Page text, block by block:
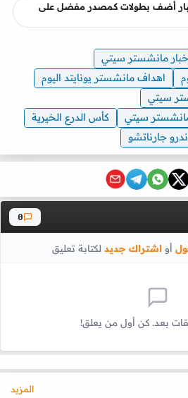
أضف بطولات كمصدر مفضل على
مانشستر سيتي
اهداف مانشستر يونايتد اليوم
سيتي
سيتي
كأس الدرع الخيرية
جارناتشو
0
أواشتراك جديد لكتابة تعليق
بعد. كن أول من يعلق!
المزيد